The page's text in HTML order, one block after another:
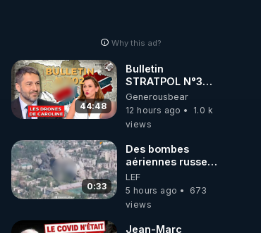
Why this ad?
44:48
Bulletin
STRATPOL N°302.
Armée des
drones, MS-21 en
série, missiles
07.08.2026.
Generousbear
12 hours ago
1.0 k
views
0:33
Des bombes
aériennes russes
anéantissent les
centres de
contrôle de
brigades
LEF
5 hours ago
673
views
Jean-Marc